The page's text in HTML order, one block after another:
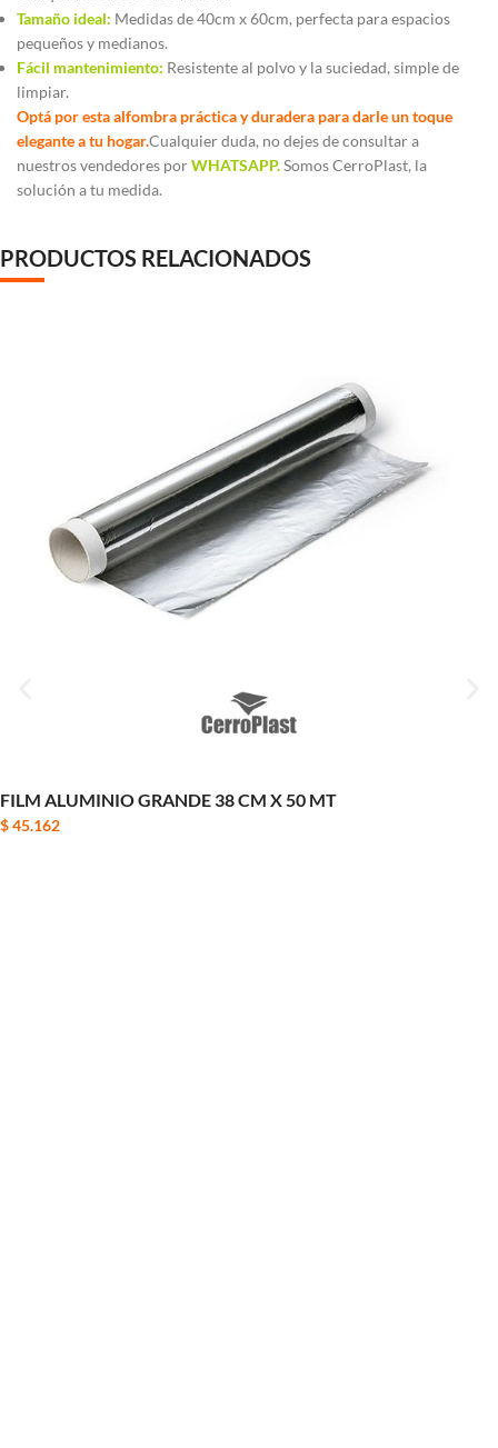
Tamaño ideal: Medidas de 40cm x 60cm, perfecta para espacios
pequeños y medianos.
Fácil mantenimiento: Resistente al polvo y la suciedad, simple de
limpiar.
Optá por esta alfombra práctica y duradera para darle un toque
elegante a tu hogar.Cualquier duda, no dejes de consultar a
nuestros vendedores porWHATSAPP.Somos CerroPlast, la
solución a tu medida.
PRODUCTOS RELACIONADOS
FILM ALUMINIO GRANDE 38 CM X 50 MT
$45.162